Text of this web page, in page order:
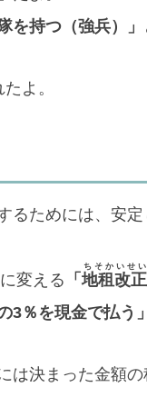
を持つ（強兵）」
よ。
るためには、安
変える 「地租改正
ちそかいせい
3％を現金で払う」
は決まった金額